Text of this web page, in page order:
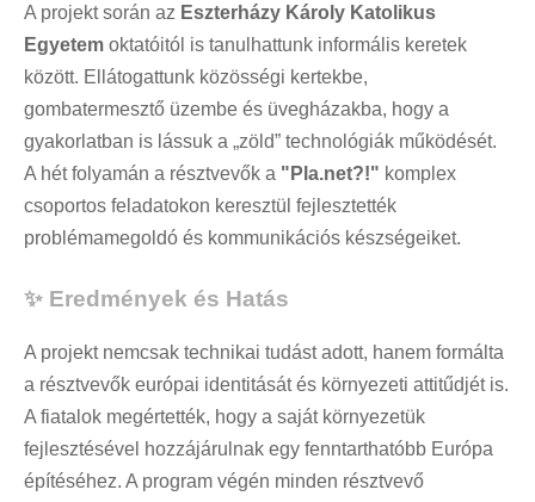
A projekt során az Eszterházy Károly Katolikus
Egyetem oktatóitól is tanulhattunk informális keretek
között. Ellátogattunk közösségi kertekbe,
gombatermesztő üzembe és üvegházakba, hogy a
gyakorlatban is lássuk a „zöld” technológiák működését.
A hét folyamán a résztvevők a "Pla.net?!" komplex
csoportos feladatokon keresztül fejlesztették
problémamegoldó és kommunikációs készségeiket.
✨ Eredmények és Hatás
A projekt nemcsak technikai tudást adott, hanem formálta
a résztvevők európai identitását és környezeti attitűdjét is.
A fiatalok megértették, hogy a saját környezetük
fejlesztésével hozzájárulnak egy fenntarthatóbb Európa
építéséhez. A program végén minden résztvevő